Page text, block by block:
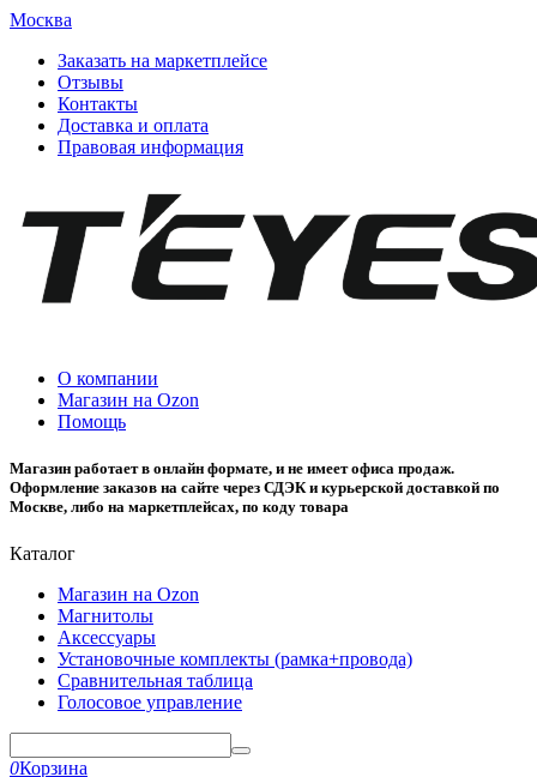
Москва
Заказать на маркетплейсе
Отзывы
Контакты
Доставка и оплата
Правовая информация
О компании
Магазин на Ozon
Помощь
Магазин работает в онлайн формате, и не имеет офиса продаж.
Оформление заказов на сайте через СДЭК и курьерской доставкой по
Москве, либо на маркетплейсах, по коду товара
Каталог
Магазин на Ozon
Магнитолы
Аксессуары
Установочные комплекты (рамка+провода)
Сравнительная таблица
Голосовое управление
0Корзина